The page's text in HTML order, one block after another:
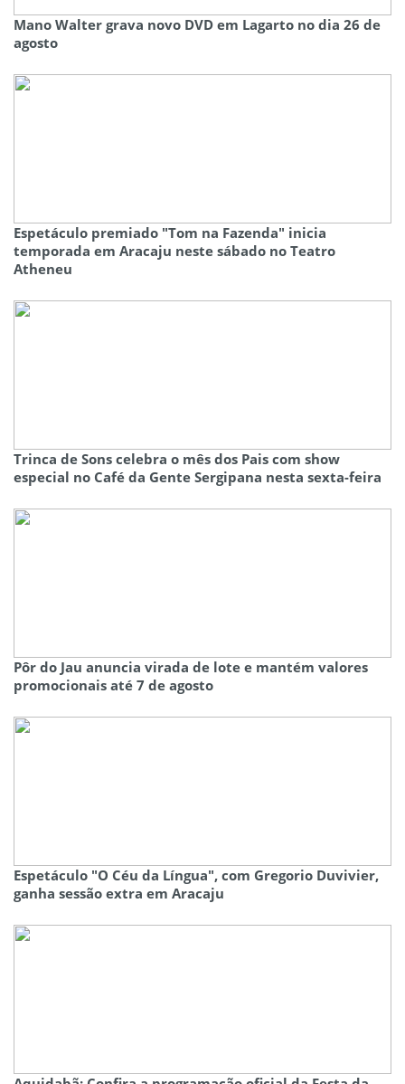
Mano Walter grava novo DVD em Lagarto no dia 26 de
agosto
Espetáculo premiado "Tom na Fazenda" inicia
temporada em Aracaju neste sábado no Teatro
Atheneu
Trinca de Sons celebra o mês dos Pais com show
especial no Café da Gente Sergipana nesta sexta-feira
Pôr do Jau anuncia virada de lote e mantém valores
promocionais até 7 de agosto
Espetáculo "O Céu da Língua", com Gregorio Duvivier,
ganha sessão extra em Aracaju